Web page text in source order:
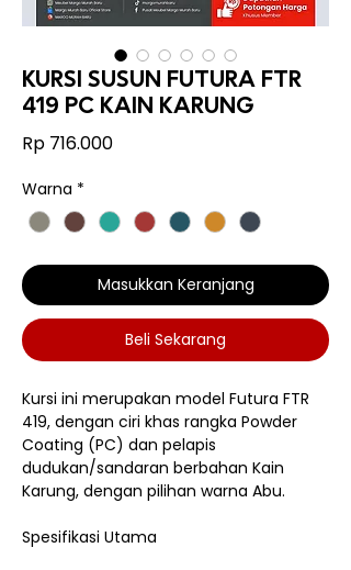
KURSI SUSUN FUTURA FTR
419 PC KAIN KARUNG
Rp 716.000Harga
Warna *
Masukkan Keranjang
Beli Sekarang
Kursi ini merupakan model Futura FTR
419, dengan ciri khas rangka Powder
Coating (PC) dan pelapis
dudukan/sandaran berbahan Kain
Karung, dengan pilihan warna Abu.
Spesifikasi Utama